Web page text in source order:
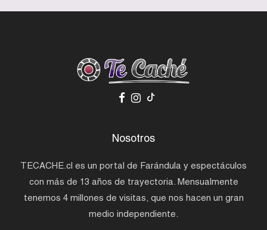
Nosotros
TECACHE.cl es un portal de Farándula y espectáculos
con más de 13 años de trayectoria. Mensualmente
tenemos 4 millones de visitas, que nos hacen un gran
medio independiente.